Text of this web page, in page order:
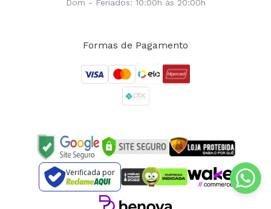
Dom - Feriados: 10:00h às 20:00h
Formas de Pagamento
Verificada por